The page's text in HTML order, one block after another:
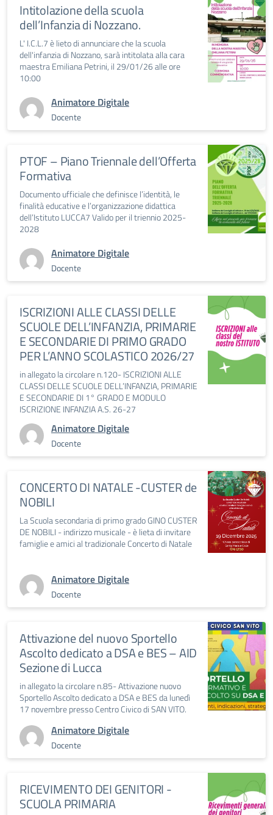
Intitolazione della scuola
dell’Infanzia di Nozzano.
L' I.C.L.7 è lieto di annunciare che la scuola
dell'infanzia di Nozzano, sarà intitolata alla cara
maestra Emiliana Petrini, il 29/01/26 alle ore
10:00
Animatore Digitale
Docente
PTOF – Piano Triennale dell’Offerta
Formativa
Documento ufficiale che definisce l’identità, le
finalità educative e l’organizzazione didattica
dell’Istituto LUCCA7 Valido per il triennio 2025-
2028
Animatore Digitale
Docente
ISCRIZIONI ALLE CLASSI DELLE
SCUOLE DELL’INFANZIA, PRIMARIE
E SECONDARIE DI PRIMO GRADO
PER L’ANNO SCOLASTICO 2026/27
in allegato la circolare n.120- ISCRIZIONI ALLE
CLASSI DELLE SCUOLE DELL’INFANZIA, PRIMARIE
E SECONDARIE DI 1° GRADO E MODULO
ISCRIZIONE INFANZIA A.S. 26-27
Animatore Digitale
Docente
CONCERTO DI NATALE -CUSTER de
NOBILI
La Scuola secondaria di primo grado GINO CUSTER
DE NOBILI - indirizzo musicale - è lieta di invitare
famiglie e amici al tradizionale Concerto di Natale
Animatore Digitale
Docente
Attivazione del nuovo Sportello
Ascolto dedicato a DSA e BES – AID
Sezione di Lucca
in allegato la circolare n.85- Attivazione nuovo
Sportello Ascolto dedicato a DSA e BES da lunedì
17 novembre presso Centro Civico di SAN VITO.
Animatore Digitale
Docente
RICEVIMENTO DEI GENITORI -
SCUOLA PRIMARIA